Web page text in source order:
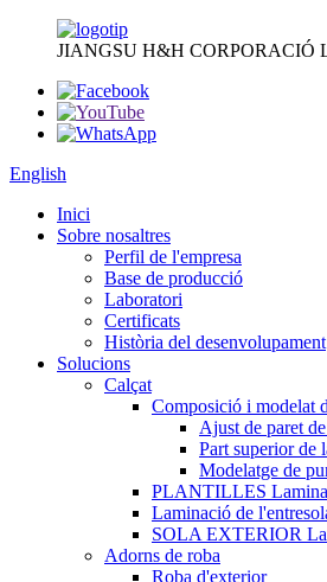
JIANGSU H&H CORPORACIÓ
English
Inici
Sobre nosaltres
Perfil de l'empresa
Base de producció
Laboratori
Certificats
Història del desenvolupament
Solucions
Calçat
Composició i modelat
Ajust de paret
Part superior de
Modelatge de
PLANTILLES
Laminació de
SOLA EXTERIOR
Adorns de roba
Roba d'exterior